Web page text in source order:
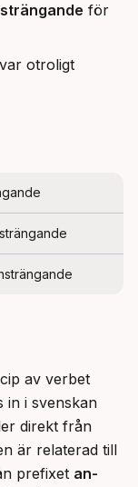
för
otroligt
in i svenskan
direkt från
är relaterad till
prefixet an-